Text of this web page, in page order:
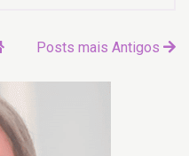
Posts mais Antigos